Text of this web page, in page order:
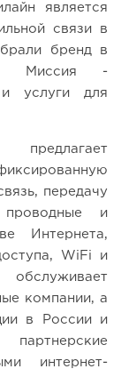
является
связи в
бренд в
Миссия -
и услуги для
передачу
проводные и
Интернета,
WiFi и
обслуживает
компании, а
в России и
интернет-